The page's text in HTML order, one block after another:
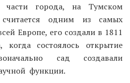
части города, на Тумском
одним из самых
Европе, его создали в 1811
когда состоялось открытие
сад создавали
функции.